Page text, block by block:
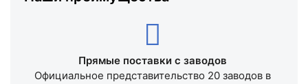
Прямые поставки с заводов
Официальное представительство 20 заводов в